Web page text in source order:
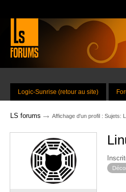
Logic-Sunrise (retour au site)
LS forums → Affichage d'un profil : Sujets: